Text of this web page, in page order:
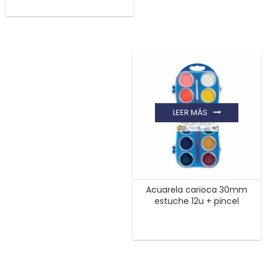
Acuarela carioca 30mm
estuche 12u + pincel
LEER MÁS